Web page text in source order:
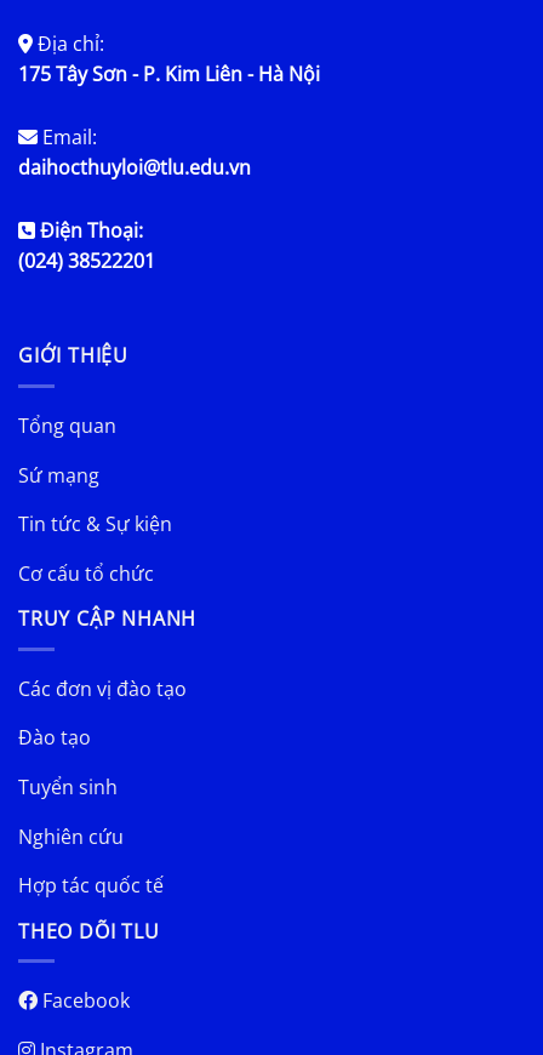
Địa chỉ:
175 Tây Sơn - P. Kim Liên - Hà Nội
Email:
daihocthuyloi@tlu.edu.vn
Điện Thoại:
(024) 38522201
GIỚI THIỆU
Tổng quan
Sứ mạng
Tin tức & Sự kiện
Cơ cấu tổ chức
TRUY CẬP NHANH
Các đơn vị đào tạo
Đào tạo
Tuyển sinh
Nghiên cứu
Hợp tác quốc tế
THEO DÕI TLU
Facebook